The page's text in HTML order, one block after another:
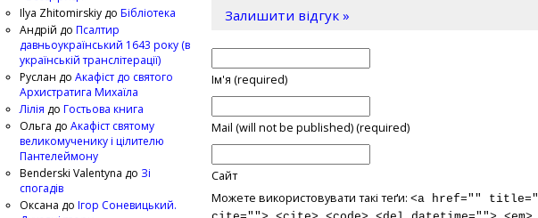
Залишити відгук »
Ім'я (required)
Mail (will not be published) (required)
Сайт
Можете використовувати такі теґи:<a href=""
Ilya Zhitomirskiy до Бібліотека
Андрій до Псалтир
давньоукраїнський 1643 року (в
українській транслітерації)
Руслан до Акафіст до святого
Архистратига Михаїла
Лілія до Гостьова книга
Ольга до Акафіст святому
великомученику і цілителю
Пантелеймону
Benderski Valentyna до Зі
спогадів
Оксана до Ігор Соневицький.